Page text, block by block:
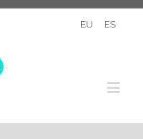
EU ES